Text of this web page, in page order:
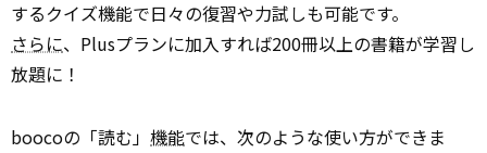
するクイズ機能で日々の復習や力試しも可能です。
さらに、Plusプランに加入すれば200冊以上の書籍が学習し
放題に！
boocoの「読む」 機能では、次のような使い方ができま